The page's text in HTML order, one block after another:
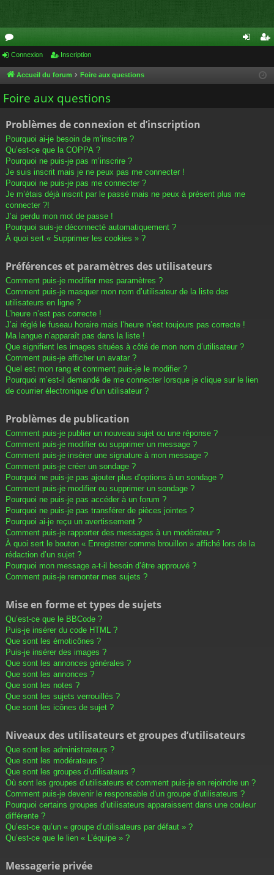
or
u
m
cri
Connexion Inscription
Accueil du forum Foire aux questions
Foire aux questions
Problèmes de connexion et d’inscription
Pourquoi ai-je besoin de m’inscrire ?
Qu’est-ce que la COPPA ?
Pourquoi ne puis-je pas m’inscrire ?
Je suis inscrit mais je ne peux pas me connecter !
Pourquoi ne puis-je pas me connecter ?
Je m’étais déjà inscrit par le passé mais ne peux à présent plus me
connecter ?!
J’ai perdu mon mot de passe !
Pourquoi suis-je déconnecté automatiquement ?
À quoi sert « Supprimer les cookies » ?
Préférences et paramètres des utilisateurs
Comment puis-je modifier mes paramètres ?
Comment puis-je masquer mon nom d’utilisateur de la liste des
utilisateurs en ligne ?
L’heure n’est pas correcte !
J’ai réglé le fuseau horaire mais l’heure n’est toujours pas correcte !
Ma langue n’apparaît pas dans la liste !
Que signifient les images situées à côté de mon nom d’utilisateur ?
Comment puis-je afficher un avatar ?
Quel est mon rang et comment puis-je le modifier ?
Pourquoi m’est-il demandé de me connecter lorsque je clique sur le lien
de courrier électronique d’un utilisateur ?
Problèmes de publication
Comment puis-je publier un nouveau sujet ou une réponse ?
Comment puis-je modifier ou supprimer un message ?
Comment puis-je insérer une signature à mon message ?
Comment puis-je créer un sondage ?
Pourquoi ne puis-je pas ajouter plus d’options à un sondage ?
Comment puis-je modifier ou supprimer un sondage ?
Pourquoi ne puis-je pas accéder à un forum ?
Pourquoi ne puis-je pas transférer de pièces jointes ?
Pourquoi ai-je reçu un avertissement ?
Comment puis-je rapporter des messages à un modérateur ?
À quoi sert le bouton « Enregistrer comme brouillon » affiché lors de la
rédaction d’un sujet ?
Pourquoi mon message a-t-il besoin d’être approuvé ?
Comment puis-je remonter mes sujets ?
Mise en forme et types de sujets
Qu’est-ce que le BBCode ?
Puis-je insérer du code HTML ?
Que sont les émoticônes ?
Puis-je insérer des images ?
Que sont les annonces générales ?
Que sont les annonces ?
Que sont les notes ?
Que sont les sujets verrouillés ?
Que sont les icônes de sujet ?
Niveaux des utilisateurs et groupes d’utilisateurs
Que sont les administrateurs ?
Que sont les modérateurs ?
Que sont les groupes d’utilisateurs ?
Où sont les groupes d’utilisateurs et comment puis-je en rejoindre un ?
Comment puis-je devenir le responsable d’un groupe d’utilisateurs ?
Pourquoi certains groupes d’utilisateurs apparaissent dans une couleur
différente ?
Qu’est-ce qu’un « groupe d’utilisateurs par défaut » ?
Qu’est-ce que le lien « L’équipe » ?
Messagerie privée